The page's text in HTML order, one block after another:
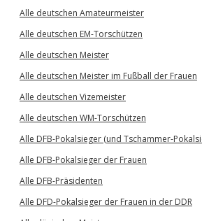
Alle deutschen Amateurmeister
Alle deutschen EM-Torschützen
Alle deutschen Meister
Alle deutschen Meister im Fußball der Frauen
Alle deutschen Vizemeister
Alle deutschen WM-Torschützen
Alle DFB-Pokalsieger (und Tschammer-
Alle DFB-Pokalsieger der Frauen
Alle DFB-Präsidenten
Alle DFD-Pokalsieger der Frauen in der DDR